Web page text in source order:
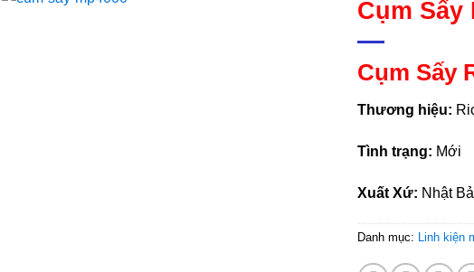
Cụm Sấy
Cụm Sấy
Thương hiệu:
Tình trạng: Mới
Xuất Xứ: Nhật
Danh mục: Linh kiện